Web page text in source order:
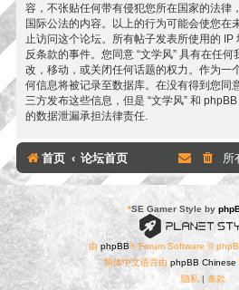
容，不张贴任何带有侵犯您所在国家的法律
国际公法的内容。以上的行为可能会使您在
止访问这个论坛。所有帖子发表所使用的
反条款的事件。您同意 “文学风” 具有在任
改，移动，或关闭任何话题的权力。作为一
何信息将被记录至数据库。在没有得到您同
三方发布这些信息，但是 “文学风” 和
的数据泄漏承担法律责任.
首页 论坛首页 所
*SE Gamer Style by
由 phpBB® Forum Software ©
简体中文语言由 phpBB Chinese
隐私 | 条款